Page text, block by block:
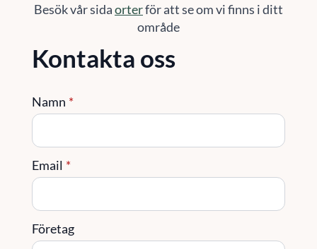
Besök vår sidaorterför att se om vi finns i ditt
område
Kontakta oss
Namn *
Email *
Företag